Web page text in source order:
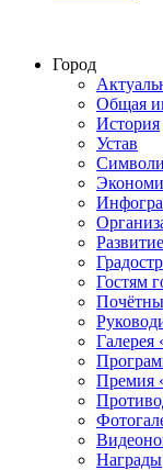
Город
Общая
История
Устав
Гостям
Галерея
Премия
Награды